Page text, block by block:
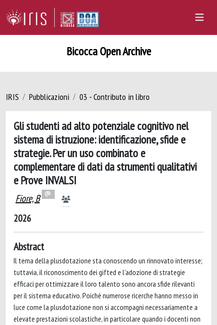
Bicocca Open Archive
IRIS Pubblicazioni 03 - Contributo in libro
Gli studenti ad alto potenziale cognitivo nel
sistema di istruzione: identificazione, sfide e
strategie. Per un uso combinato e
complementare di dati da strumenti qualitativi
e Prove INVALSI
Fiore, B
2026
Abstract
Il tema della plusdotazione sta conoscendo un rinnovato interesse;
tuttavia, il riconoscimento dei gifted e l’adozione di strategie
efficaci per ottimizzare il loro talento sono ancora sfide rilevanti
per il sistema educativo. Poiché numerose ricerche hanno messo in
luce come la plusdotazione non si accompagni necessariamente a
elevate prestazioni scolastiche, in particolare quando i docenti non